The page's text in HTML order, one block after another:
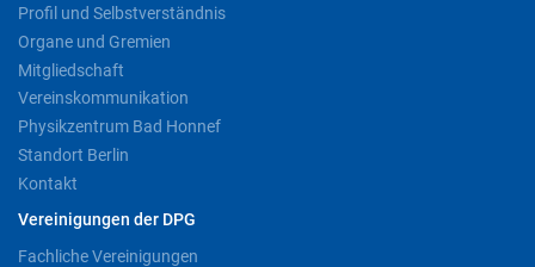
Profil und Selbstverständnis
Organe und Gremien
Mitgliedschaft
Vereinskommunikation
Physikzentrum Bad Honnef
Standort Berlin
Kontakt
Vereinigungen der DPG
Fachliche Vereinigungen